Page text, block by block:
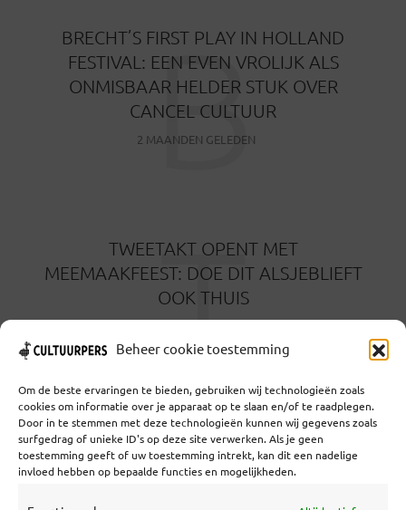
Beheer cookie toestemming
Om de beste ervaringen te bieden, gebruiken wij technologieën zoals
cookies om informatie over je apparaat op te slaan en/of te raadplegen.
Door in te stemmen met deze technologieën kunnen wij gegevens zoals
surfgedrag of unieke ID's op deze site verwerken. Als je geen
toestemming geeft of uw toestemming intrekt, kan dit een nadelige
invloed hebben op bepaalde functies en mogelijkheden.
BRECHT’S FIRST PLAY IN HOLLAND
FESTIVAL: EEN EVEN VROLIJK ALS
ONMISBAAR HELDER STUK OVER
CANCEL CULTUUR
2 MAANDEN GELEDEN
B
TWEETAKT OPENT MET
MEEMAAKFEEST: DOE DIT ALSJEBLIEFT
OOK THUIS
T
Coöperatief Cultureel Persbureau U.A. | Salzburg 29 |
3524KS Utrecht | KvK: 55573592 |Btw: